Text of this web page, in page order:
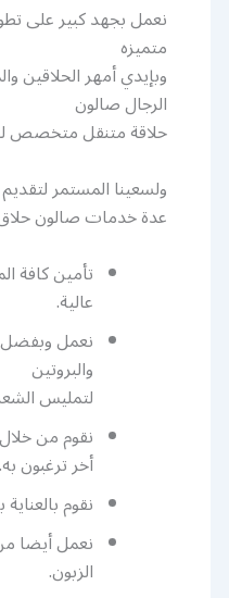
نعمل بجهد كبير على
متميزه
وبإيدي أمهر الحلاقين
الرجال صالون
حلاقة متنقل متخصص
ولسعينا المستمر
عدة خدمات صالون
تأمين كافة
عالية.
نعمل وبفضل
والبروتين
لتمليس
نقوم من
أخر ترغبون به.
نقوم
نعمل أيضا
الزبون.